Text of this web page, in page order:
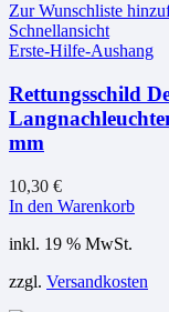
Zur Wunschliste
Schnellansicht
Erste-Hilfe-Aushang
Rettungsschild
mm
10,30 €
In den Warenkorb
inkl. 19 % MwSt.
zzgl. Versandkosten